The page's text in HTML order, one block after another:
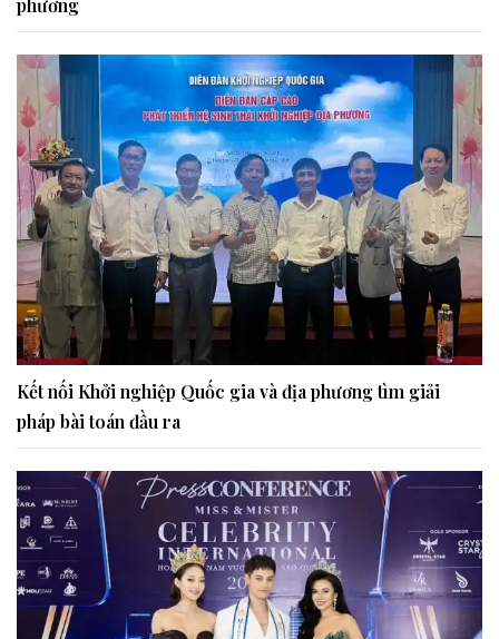
phương
Kết nối Khởi nghiệp Quốc gia và địa phương tìm giải
pháp bài toán đầu ra